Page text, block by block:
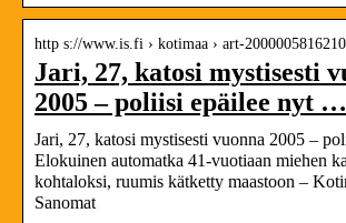
http s://www.is.fi › kotimaa › art-2000005816210
Jari, 27, katosi mystisesti
2005 – poliisi epäilee nyt …
Jari, 27, katosi mystisesti vuonna 2005 –
Elokuinen automatka 41-vuotiaan miehen
kohtaloksi, ruumis kätketty maastoon –
Sanomat